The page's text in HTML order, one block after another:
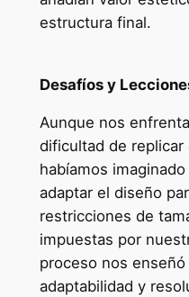
estructura final.
Desafíos y
Aunque nos
dificultad de
habíamos
adaptar el diseño
restricciones de
impuestas por
proceso nos
adaptabilidad y